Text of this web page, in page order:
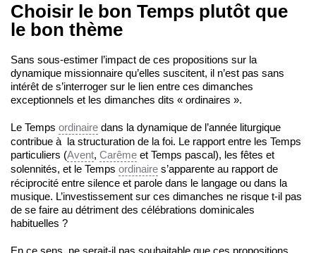
Choisir le bon Temps plutôt que
le bon thème
Sans sous-estimer l’impact de ces propositions sur la
dynamique missionnaire qu’elles suscitent, il n’est pas sans
intérêt de s’interroger sur le lien entre ces dimanches
exceptionnels et les dimanches dits « ordinaires ».
Le Temps ordinaire dans la dynamique de l’année liturgique
contribue à la structuration de la foi. Le rapport entre les Temps
particuliers (Avent, Carême et Temps pascal), les fêtes et
solennités, et le Temps ordinaire s’apparente au rapport de
réciprocité entre silence et parole dans le langage ou dans la
musique. L’investissement sur ces dimanches ne risque t-il pas
de se faire au détriment des célébrations dominicales
habituelles ?